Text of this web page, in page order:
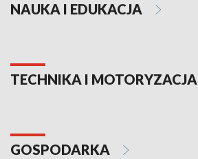
NAUKA I EDUKACJA
TECHNIKA I MOTORYZACJA
GOSPODARKA